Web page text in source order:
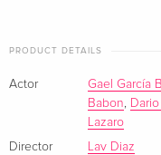
l’équipage à genoux.
conversion,
commencent à lui
Magellan, mais la vérité
PRODUCT DETAILS
Actor Gael García
Babon,
Lazaro
Director
Lav Diaz